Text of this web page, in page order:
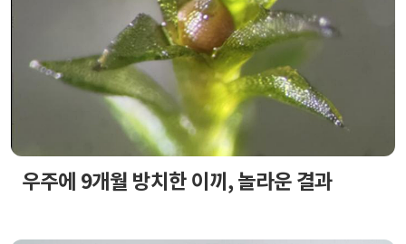
우주에 9개월 방치한 이끼, 놀라운 결과